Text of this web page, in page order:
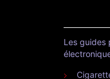
Les guides